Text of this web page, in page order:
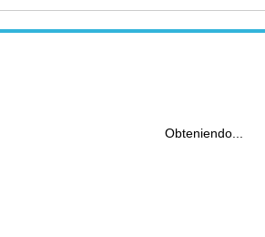
Obteniendo...